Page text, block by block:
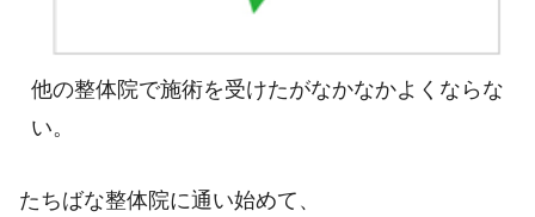
他の整体院で施術を受けたがなかなかよくならな
い。
たちばな整体院に通い始めて、